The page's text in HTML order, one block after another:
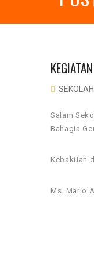
Salam
Bahagia
Kebaktian
Ms. Mario